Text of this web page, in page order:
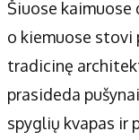
Šiuose kaimuose
o kiemuose stovi
tradicinę
prasideda
spyglių kvapas ir